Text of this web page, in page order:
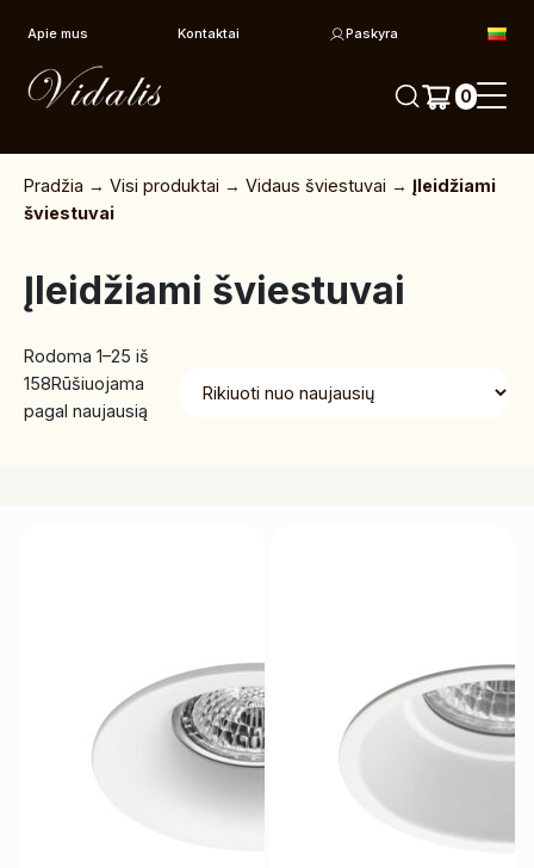
Apie mus Kontaktai Paskyra
0
Pradžia →Visi produktai →Vidaus šviestuvai → Įleidžiami
šviestuvai
Įleidžiami šviestuvai
Rodoma 1–25 iš
158Rūšiuojama
pagal naujausią